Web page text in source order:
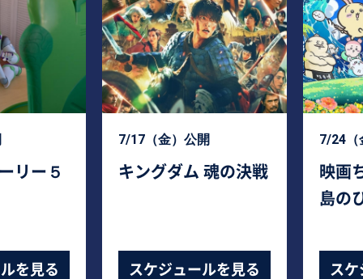
リー５
を見る
7/17（金）公開
キングダム 魂の決戦
スケジュールを見る
7/24（
映画
島の
ス